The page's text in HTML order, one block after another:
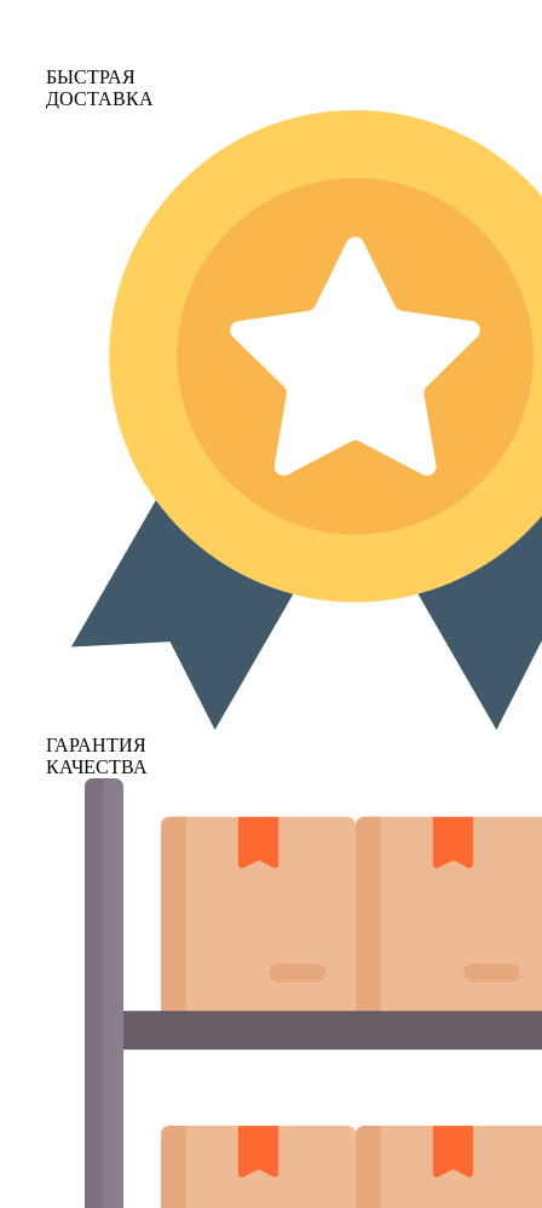
БЫСТРАЯ
ДОСТАВКА
ГАРАНТИЯ
КАЧЕСТВА